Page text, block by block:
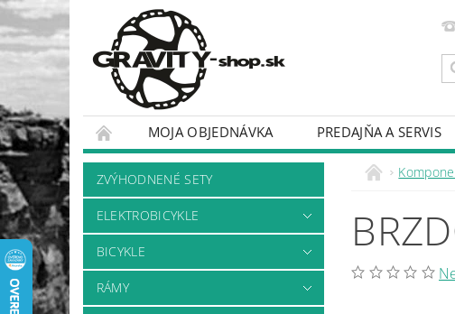
MOJA OBJEDNÁVKA PREDAJŇA A SERVIS
BICYKLE
RÁMY
ZVÝHODNENÉ SETY
ELEKTROBICYKLE
BICYKLE
RÁMY